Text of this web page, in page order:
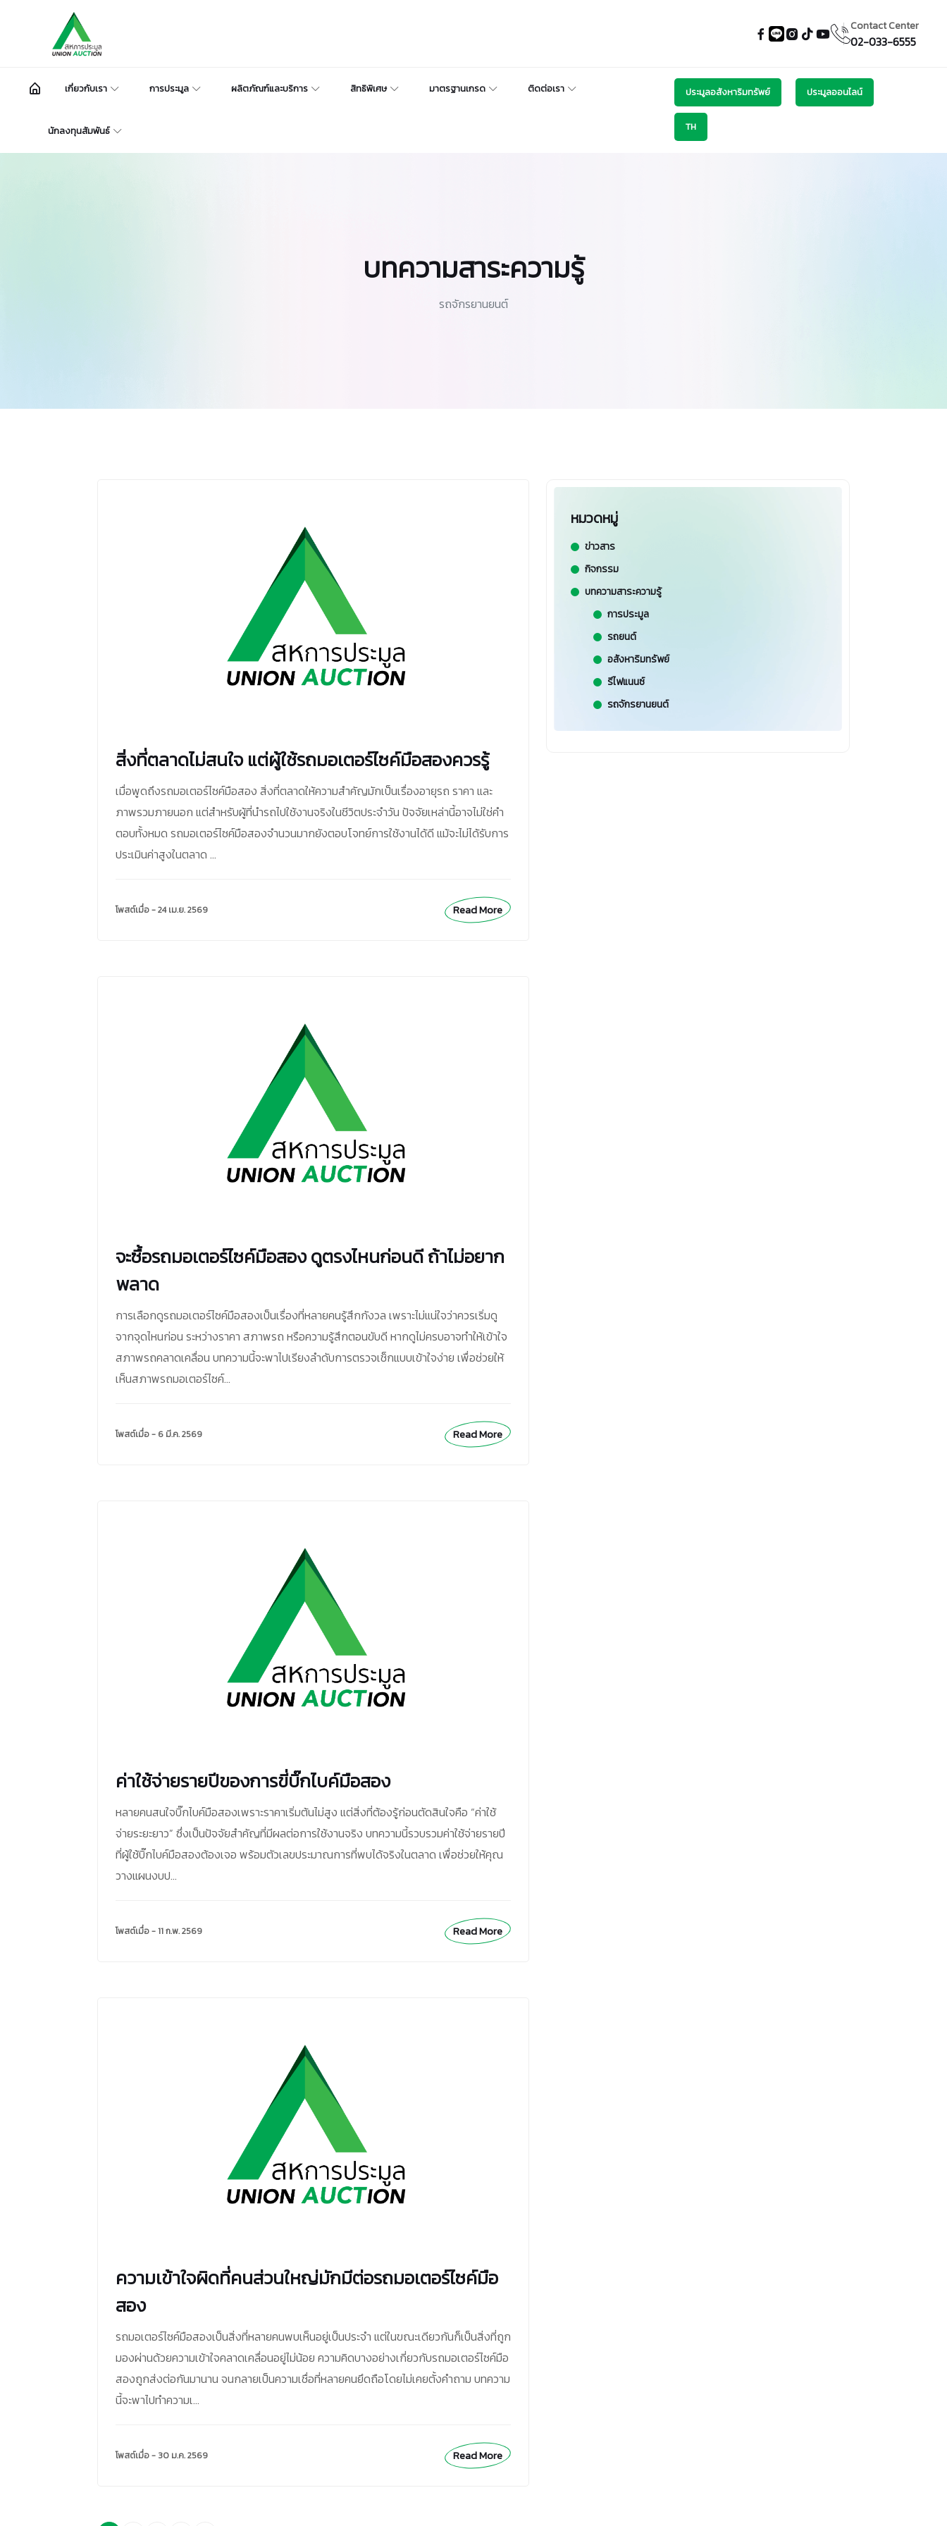
Contact Center
02-033-6555
เกี่ยวกับเรา การประมูล ผลิตภัณฑ์และบริการ สิทธิพิเศษ มาตรฐานเกรด ติดต่อเรา
นักลงทุนสัมพันธ์
ประมูลอสังหาริมทรัพย์ ประมูลออนไลน์
TH
บทความสาระความรู้
รถจักรยานยนต์
สิ่งที่ตลาดไม่สนใจ แต่ผู้ใช้รถมอเตอร์ไซค์มือสองควรรู้
เมื่อพูดถึงรถมอเตอร์ไซค์มือสอง สิ่งที่ตลาดให้ความสำคัญมักเป็นเรื่องอายุรถ ราคา และ
ภาพรวมภายนอก แต่สำหรับผู้ที่นำรถไปใช้งานจริงในชีวิตประจำวัน ปัจจัยเหล่านี้อาจไม่ใช่คำ
ตอบทั้งหมด รถมอเตอร์ไซค์มือสองจำนวนมากยังตอบโจทย์การใช้งานได้ดี แม้จะไม่ได้รับการ
ประเมินค่าสูงในตลาด ...
โพสต์เมื่อ - 24 เม.ย. 2569 Read More
จะซื้อรถมอเตอร์ไซค์มือสอง ดูตรงไหนก่อนดี ถ้าไม่อยาก
พลาด
การเลือกดูรถมอเตอร์ไซค์มือสองเป็นเรื่องที่หลายคนรู้สึกกังวล เพราะไม่แน่ใจว่าควรเริ่มดู
จากจุดไหนก่อน ระหว่างราคา สภาพรถ หรือความรู้สึกตอนขับดี หากดูไม่ครบอาจทำให้เข้าใจ
สภาพรถคลาดเคลื่อน บทความนี้จะพาไปเรียงลำดับการตรวจเช็กแบบเข้าใจง่าย เพื่อช่วยให้
เห็นสภาพรถมอเตอร์ไซค์...
โพสต์เมื่อ - 6 มี.ค. 2569 Read More
ค่าใช้จ่ายรายปีของการขี่บิ๊กไบค์มือสอง
หลายคนสนใจบิ๊กไบค์มือสองเพราะราคาเริ่มต้นไม่สูง แต่สิ่งที่ต้องรู้ก่อนตัดสินใจคือ “ค่าใช้
จ่ายระยะยาว” ซึ่งเป็นปัจจัยสำคัญที่มีผลต่อการใช้งานจริง บทความนี้รวบรวมค่าใช้จ่ายรายปี
ที่ผู้ใช้บิ๊กไบค์มือสองต้องเจอ พร้อมตัวเลขประมาณการที่พบได้จริงในตลาด เพื่อช่วยให้คุณ
วางแผนงบป...
โพสต์เมื่อ - 11 ก.พ. 2569 Read More
ความเข้าใจผิดที่คนส่วนใหญ่มักมีต่อรถมอเตอร์ไซค์มือ
สอง
รถมอเตอร์ไซค์มือสองเป็นสิ่งที่หลายคนพบเห็นอยู่เป็นประจำ แต่ในขณะเดียวกันก็เป็นสิ่งที่ถูก
มองผ่านด้วยความเข้าใจคลาดเคลื่อนอยู่ไม่น้อย ความคิดบางอย่างเกี่ยวกับรถมอเตอร์ไซค์มือ
สองถูกส่งต่อกันมานาน จนกลายเป็นความเชื่อที่หลายคนยึดถือโดยไม่เคยตั้งคำถาม บทความ
นี้จะพาไปทำความเ...
โพสต์เมื่อ - 30 ม.ค. 2569 Read More
หมวดหมู่
ข่าวสาร
กิจกรรม
บทความสาระความรู้
การประมูล
รถยนต์
อสังหาริมทรัพย์
รีไฟแนนซ์
รถจักรยานยนต์